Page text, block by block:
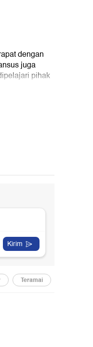
dengan
juga
pihak